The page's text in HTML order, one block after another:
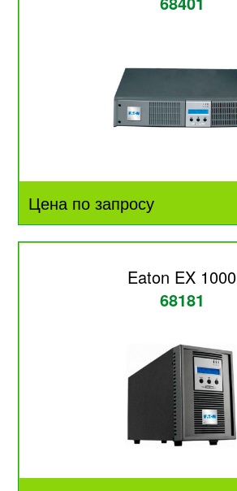
Цена по запросу
Eaton EX 1000
68181